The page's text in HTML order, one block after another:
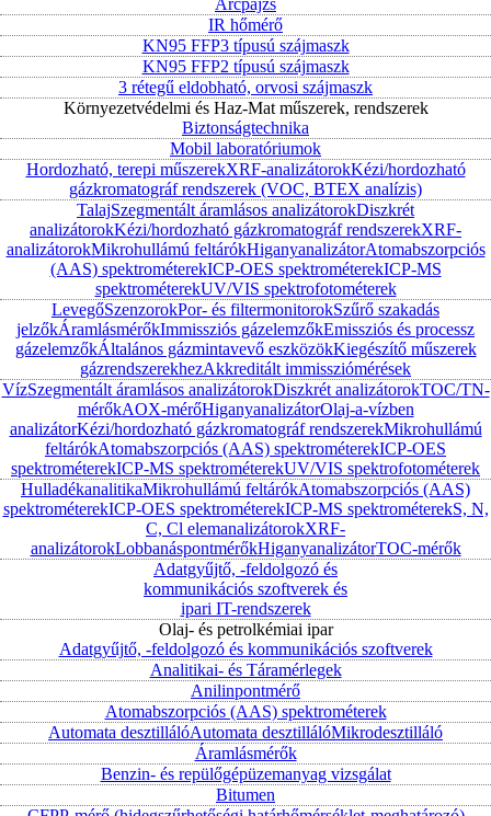
IR hőmérő
KN95 FFP3 típusú szájmaszk
KN95 FFP2 típusú szájmaszk
3 rétegű eldobható, orvosi szájmaszk
Környezetvédelmi és Haz-Mat műszerek, rendszerek
Biztonságtechnika
Mobil laboratóriumok
Hordozható, terepi műszerekXRF-analizátorokKézi/hordozható
gázkromatográf rendszerek (VOC, BTEX analízis)
TalajSzegmentált áramlásos analizátorokDiszkrét
analizátorokKézi/hordozható gázkromatográf rendszerekXRF-
analizátorokMikrohullámú feltárókHiganyanalizátorAtomabszorpciós
(AAS) spektrométerekICP-OES spektrométerekICP-MS
spektrométerekUV/VIS spektrofotométerek
LevegőSzenzorokPor- és filtermonitorokSzűrő szakadás
jelzőkÁramlásmérőkImmissziós gázelemzőkEmissziós és processz
gázelemzőkÁltalános gázmintavevő eszközökKiegészítő műszerek
gázrendszerekhezAkkreditált immissziómérések
VízSzegmentált áramlásos analizátorokDiszkrét analizátorokTOC/TN-
mérőkAOX-mérőHiganyanalizátorOlaj-a-vízben
analizátorKézi/hordozható gázkromatográf rendszerekMikrohullámú
feltárókAtomabszorpciós (AAS) spektrométerekICP-OES
spektrométerekICP-MS spektrométerekUV/VIS spektrofotométerek
HulladékanalitikaMikrohullámú feltárókAtomabszorpciós (AAS)
spektrométerekICP-OES spektrométerekICP-MS spektrométerekS, N,
C, Cl elemanalizátorokXRF-
analizátorokLobbanáspontmérőkHiganyanalizátorTOC-mérők
Adatgyűjtő, -feldolgozó és
kommunikációs szoftverek és
ipari IT-rendszerek
Olaj- és petrolkémiai ipar
Adatgyűjtő, -feldolgozó és kommunikációs szoftverek
Analitikai- és Táramérlegek
Anilinpontmérő
Atomabszorpciós (AAS) spektrométerek
Automata desztillálóAutomata desztillálóMikrodesztilláló
Áramlásmérők
Benzin- és repülőgépüzemanyag vizsgálat
Bitumen